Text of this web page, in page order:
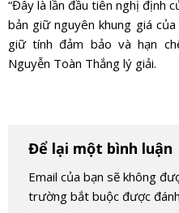
“Đây là lần đầu tiên nghị định
bản giữ nguyên khung giá
giữ tính đảm bảo và hạn
Nguyễn Toàn Thắng lý giải.
Để lại một bình luận
Email của bạn sẽ không
trường bắt buộc được